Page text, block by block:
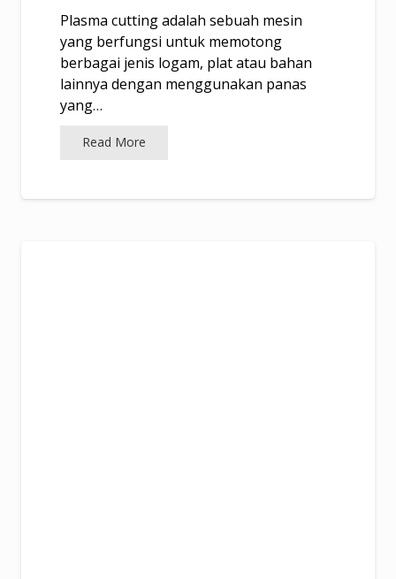
Plasma cutting adalah sebuah mesin
yang berfungsi untuk memotong
berbagai jenis logam, plat atau bahan
lainnya dengan menggunakan panas
yang…
Read More